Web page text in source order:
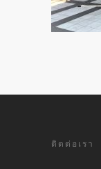
ติดต่อเรา